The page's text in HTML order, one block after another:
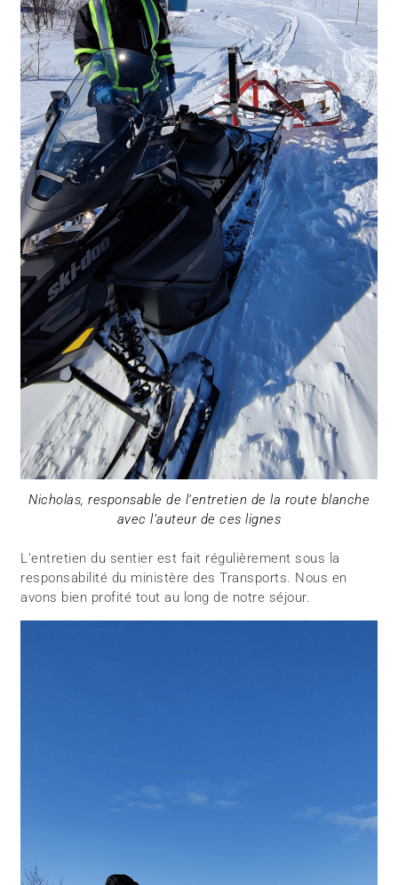
Nicholas, responsable de l’entretien de la route blanche
avec l’auteur de ces lignes
L’entretien du sentier est fait régulièrement sous la
responsabilité du ministère des Transports. Nous en
avons bien profité tout au long de notre séjour.